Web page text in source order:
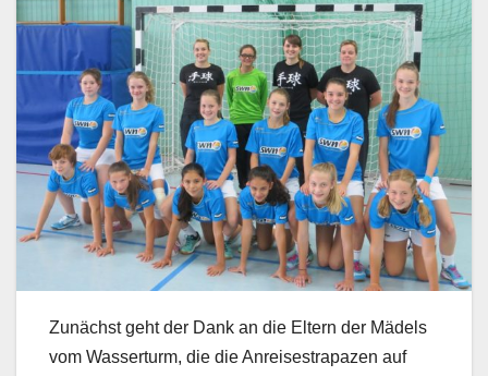
Zunächst geht der Dank an die Eltern der Mädels
vom Wasserturm, die die Anreisestrapazen auf